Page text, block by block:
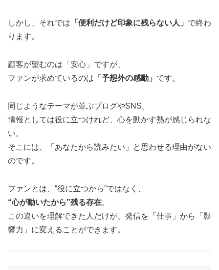
しかし、それでは 「便利だけど印象に残らない人」 で終わ
ります。
顧客が望むのは「安心」ですが、
ファンが求めているのは 「予想外の感動」 です。
同じようなテーマが並ぶブログやSNS。
情報としては役に立つけれど、心を動かす熱が感じられな
い。
そこには、「あなたから読みたい」と思わせる理由がない
のです。
ファンとは、“役に立つから”ではなく、
“心が動いたから”残る存在。
この違いを理解できた人だけが、発信を「仕事」から「影
響力」に変えることができます。